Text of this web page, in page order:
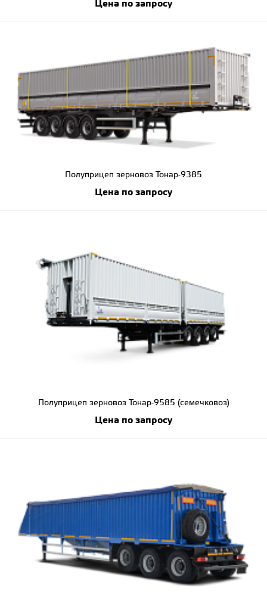
Цена по запросу
Полуприцеп зерновоз Тонар-9385
Цена по запросу
Полуприцеп зерновоз Тонар-9585 (семечковоз)
Цена по запросу